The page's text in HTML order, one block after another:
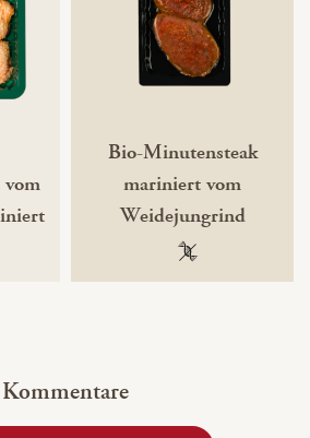
vom
Bio-Minutensteak
mariniert vom
Weidejungrind
100 %
Kommentare